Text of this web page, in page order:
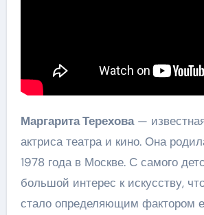
Маргарита Терехова—
актриса театра и кино. Она
1978 года в Москве. С самого
большой интерес к искусству,
стало определяющим фактором